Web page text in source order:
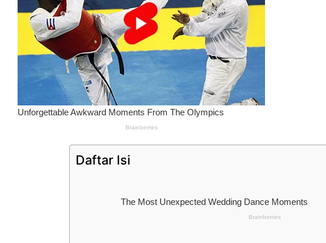
Daftar Isi